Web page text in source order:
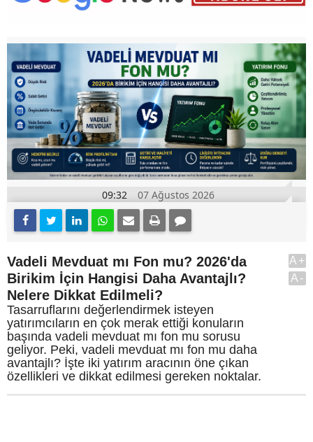
09:32 07 Ağustos 2026
Vadeli Mevduat mı Fon mu? 2026'da
Birikim İçin Hangisi Daha Avantajlı?
Nelere Dikkat Edilmeli?
Tasarruflarını değerlendirmek isteyen
yatırımcıların en çok merak ettiği konuların
başında vadeli mevduat mı fon mu sorusu
geliyor. Peki, vadeli mevduat mı fon mu daha
avantajlı? İşte iki yatırım aracının öne çıkan
özellikleri ve dikkat edilmesi gereken noktalar.
A+
A-